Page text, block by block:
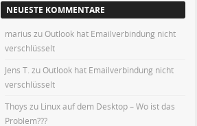
NEUESTE KOMMENTARE
marius zuOutlook hat Emailverbindung nicht
verschlüsselt
Jens T. zuOutlook hat Emailverbindung nicht
verschlüsselt
Thoys zu Linux auf dem Desktop – Wo ist das
Problem???